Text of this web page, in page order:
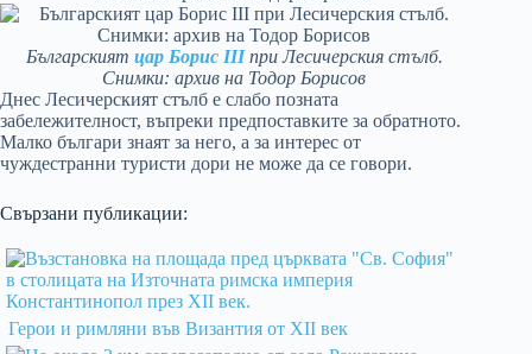
Българският цар Борис IIIпри Лесичерския стълб.
Снимки: архив на Тодор Борисов
Днес Лесичерският стълб е слабо позната
забележителност, въпреки предпоставките за обратното.
Малко българи знаят за него, а за интерес от
чуждестранни туристи дори не може да се говори.
Свързани публикации:
Герои и римляни във Византия от XII век